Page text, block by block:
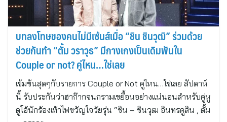
บทลงโทษของคนไม่มีเซ้นส์เมื่อ “ชิน ชินวุฒิ” ร่วมด้วย
ช่วยกันท้า “ตั้ม วราวุธ” มีกางเกงเป็นเดิมพันใน
Couple or not? คู่ไหน…ใช่เลย
เข้มข้นสุดๆกับรายการ Couple or Not คู่ไหน…ใช่เลย สัปดาห์
นี้ รับประกันว่าฮาก๊ากจนกรามเขยื้อนอย่างแน่นอนสำหรับคู่หู
ดูโอ้นักร้องเท้าไฟขวัญใจวัยรุ่น “ชิน – ชินวุฒ อินทรคูสิน , ตั้ม